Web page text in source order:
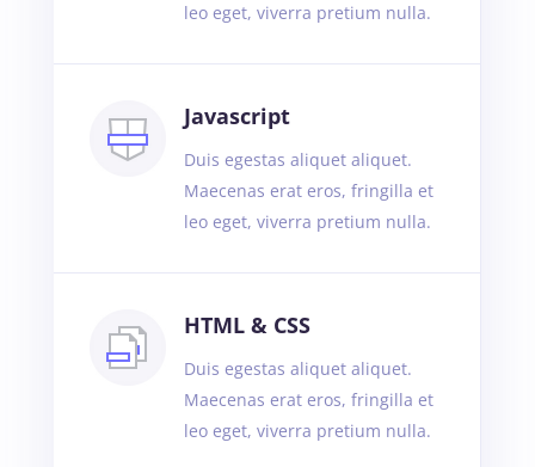
leo eget, viverra pretium nulla.
Javascript
Duis egestas aliquet aliquet.
Maecenas erat eros, fringilla et
leo eget, viverra pretium nulla.
HTML & CSS
Duis egestas aliquet aliquet.
Maecenas erat eros, fringilla et
leo eget, viverra pretium nulla.